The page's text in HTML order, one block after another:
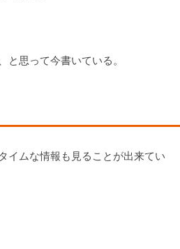
思って今書いている。
イムな情報も見ることが出来てい